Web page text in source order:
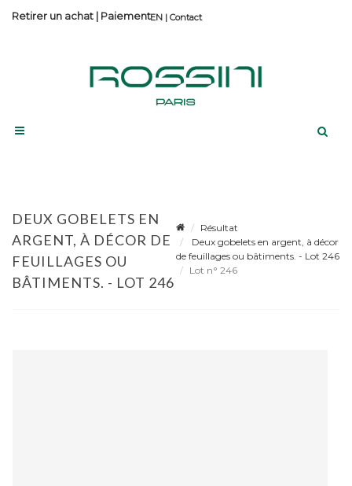
Contact
Retirer un achat | Paiement
DEUX GOBELETS EN
ARGENT, À DÉCOR DE
FEUILLAGES OU
BÂTIMENTS. - LOT 246
Résultat
Deux gobelets en argent, à décor
de feuillages ou bâtiments. - Lot 246
Lot n° 246